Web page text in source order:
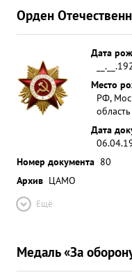
Орден
Дата
Место
РФ,
область
Дата
Номер документа 80
Архив ЦАМО
Ещё
Медаль «За